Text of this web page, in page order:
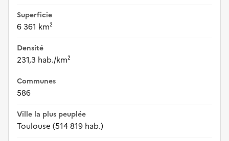
Superficie
6 361 km²
Densité
231,3 hab./km²
Communes
586
Ville la plus peuplée
Toulouse (514 819 hab.)